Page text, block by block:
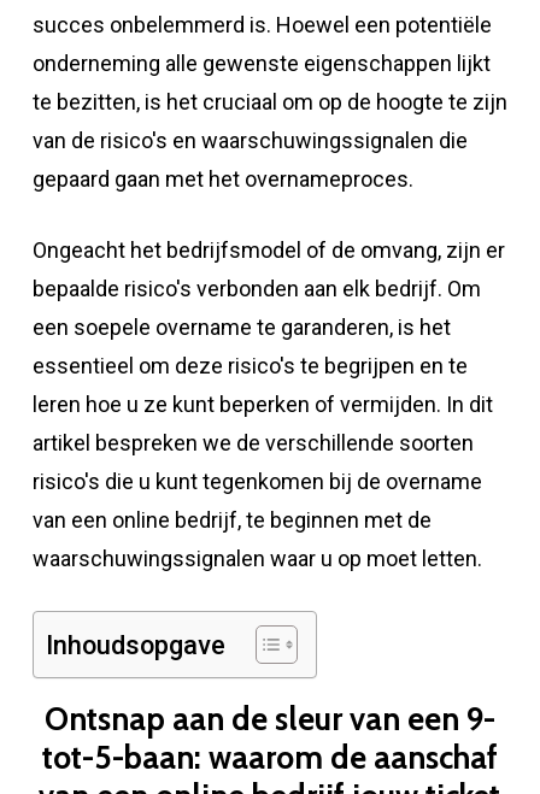
succes onbelemmerd is. Hoewel een potentiële
onderneming alle gewenste eigenschappen lijkt
te bezitten, is het cruciaal om op de hoogte te zijn
van de risico's en waarschuwingssignalen die
gepaard gaan met het overnameproces.
Ongeacht het bedrijfsmodel of de omvang, zijn er
bepaalde risico's verbonden aan elk bedrijf. Om
een ​​soepele overname te garanderen, is het
essentieel om deze risico's te begrijpen en te
leren hoe u ze kunt beperken of vermijden. In dit
artikel bespreken we de verschillende soorten
risico's die u kunt tegenkomen bij de overname
van een online bedrijf, te beginnen met de
waarschuwingssignalen waar u op moet letten.
Inhoudsopgave
Ontsnap aan de sleur van een 9-
tot-5-baan: waarom de aanschaf